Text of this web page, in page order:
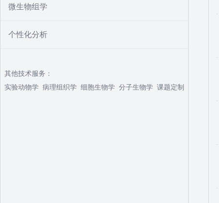
微生物组学
个性化分析
其他技术服务：
实验动物学 病理组织学 细胞生物学 分子生物学 课题定制